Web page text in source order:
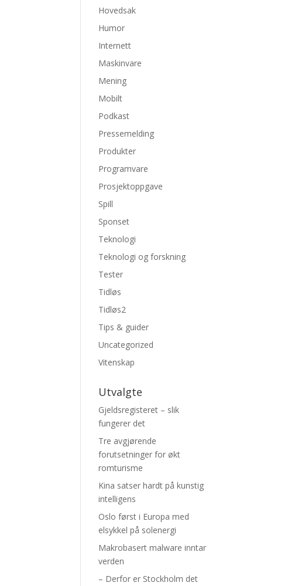
Hovedsak
Humor
Internett
Maskinvare
Mening
Mobilt
Podkast
Pressemelding
Produkter
Programvare
Prosjektoppgave
Spill
Sponset
Teknologi
Teknologi og forskning
Tester
Tidløs
Tidløs2
Tips & guider
Uncategorized
Vitenskap
Utvalgte
Gjeldsregisteret – slik
fungerer det
Tre avgjørende
forutsetninger for økt
romturisme
Kina satser hardt på kunstig
intelligens
Oslo først i Europa med
elsykkel på solenergi
Makrobasert malware inntar
verden
– Derfor er Stockholm det